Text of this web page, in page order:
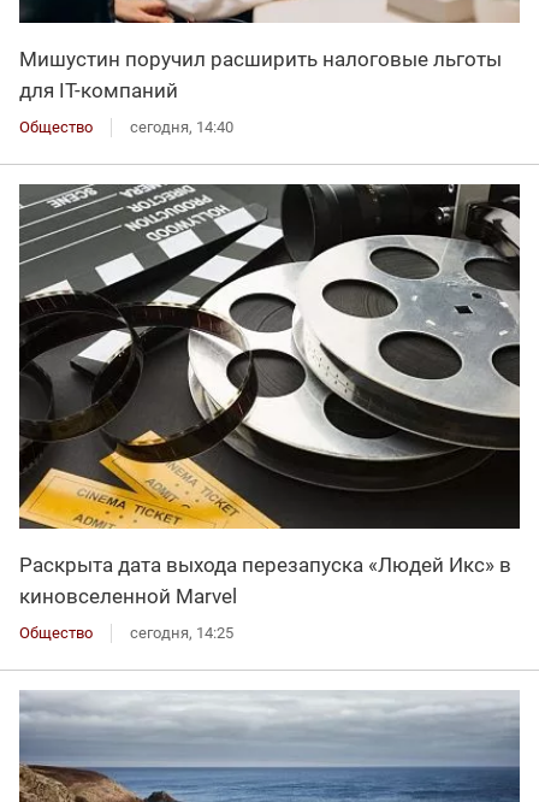
Мишустин поручил расширить налоговые льготы
для IT-компаний
Общество сегодня, 14:40
Раскрыта дата выхода перезапуска «Людей Икс» в
киновселенной Marvel
Общество сегодня, 14:25